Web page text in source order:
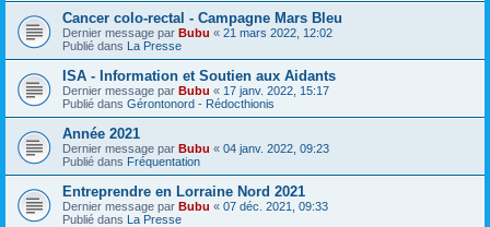
Cancer colo-rectal - Campagne Mars Bleu
Dernier message par Bubu « 21 mars 2022, 12:02
Publié dans La Presse
ISA - Information et Soutien aux Aidants
Dernier message par Bubu « 17 janv. 2022, 15:17
Publié dans Gérontonord - Rédocthionis
Année 2021
Dernier message par Bubu « 04 janv. 2022, 09:23
Publié dans Fréquentation
Entreprendre en Lorraine Nord 2021
Dernier message par Bubu « 07 déc. 2021, 09:33
Publié dans La Presse